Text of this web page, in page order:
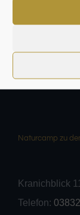
Naturcamp zu
Kranichblick
Telefon: